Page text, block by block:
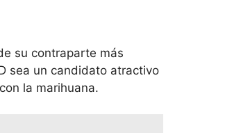
su contraparte más
sea un candidato atractivo
la marihuana.